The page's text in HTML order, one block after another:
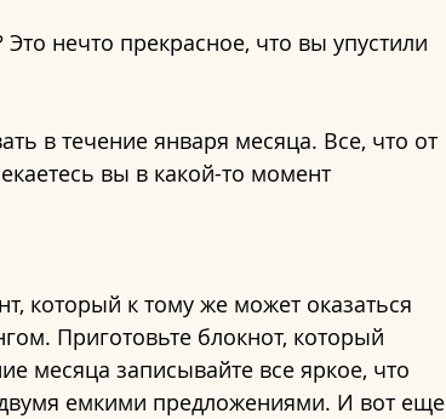
нечто прекрасное, что вы упустили
в течение января месяца. Все, что от
вы в какой-то момент
который к тому же может оказаться
Приготовьте блокнот, который
месяца записывайте все яркое, что
емкими предложениями. И вот еще